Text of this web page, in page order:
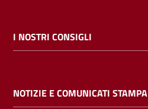
cataloghi
bibliotecario
I NOSTRI CONSIGLI
NOTIZIE E COMUNICATI STAMPA